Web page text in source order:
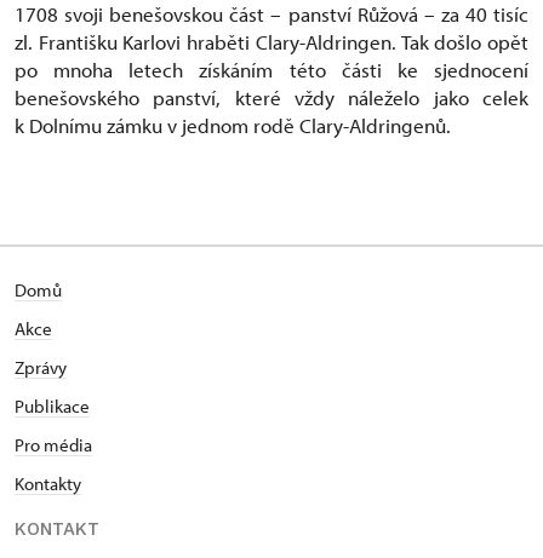
1708 svoji benešovskou část – panství Růžová – za 40 tisíc
zl. Františku Karlovi hraběti Clary-Aldringen. Tak došlo opět
po mnoha letech získáním této části ke sjednocení
benešovského panství, které vždy náleželo jako celek
k Dolnímu zámku v jednom rodě Clary-Aldringenů.
Domů
Akce
Zprávy
Publikace
Pro média
Kontakty
KONTAKT